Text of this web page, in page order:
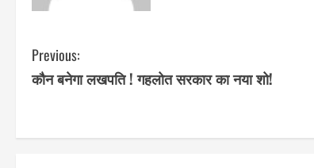
C
o
Previous:
कौन बनेगा लखपति ! गहलोत सरकार का नया शो!